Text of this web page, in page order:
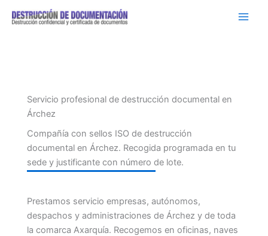
Servicio profesional de destrucción documental en
Árchez
Compañía con sellos ISO de destrucción
documental en Árchez. Recogida programada en tu
sede y justificante con número de lote.
Prestamos servicio empresas, autónomos,
despachos y administraciones de Árchez y de toda
la comarca Axarquía. Recogemos en oficinas, naves